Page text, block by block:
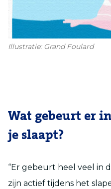
Illustratie: Grand Foulard
Wat gebeurt er
je slaapt?
“Er gebeurt heel veel in
zijn actief tijdens het